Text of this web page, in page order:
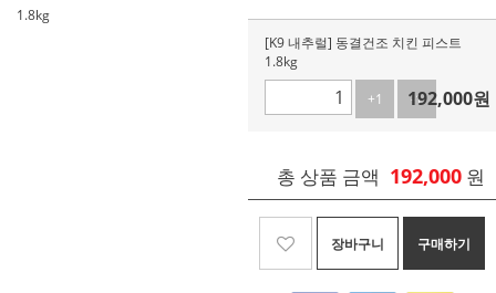
1.8kg
[K9 내추럴] 동결건조 치킨 피스트
1.8kg
+1
-1
192,000원
총 상품 금액 192,000 원
장바구니 구매하기